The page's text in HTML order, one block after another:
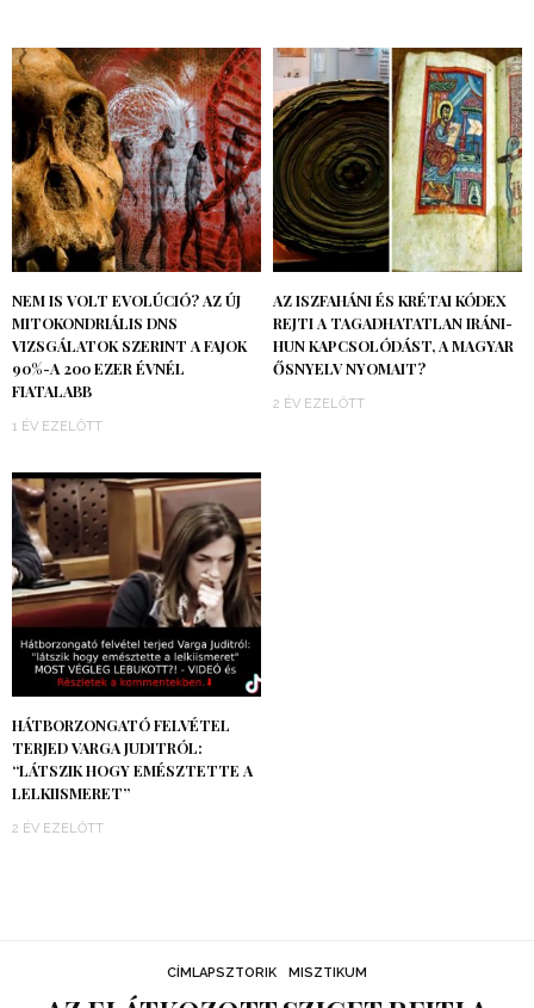
NEM IS VOLT EVOLÚCIÓ? AZ ÚJ
MITOKONDRIÁLIS DNS
VIZSGÁLATOK SZERINT A FAJOK
90%-A 200 EZER ÉVNÉL
FIATALABB
1 ÉV EZELŐTT
AZ ISZFAHÁNI ÉS KRÉTAI KÓDEX
REJTI A TAGADHATATLAN IRÁNI-
HUN KAPCSOLÓDÁST, A MAGYAR
ŐSNYELV NYOMAIT?
2 ÉV EZELŐTT
HÁTBORZONGATÓ FELVÉTEL
TERJED VARGA JUDITRÓL:
“LÁTSZIK HOGY EMÉSZTETTE A
LELKIISMERET”
2 ÉV EZELŐTT
CÍMLAPSZTORIK MISZTIKUM